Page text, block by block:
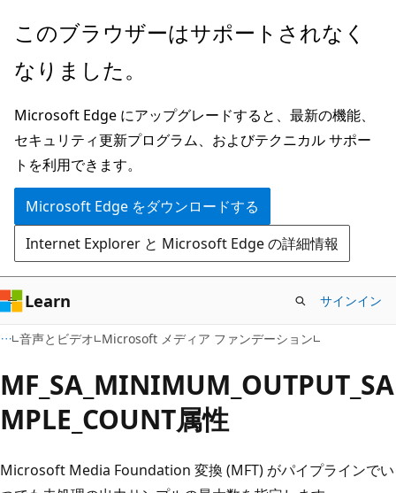
メ
ン
ン
テ
ン
ツ
に
ス
キ
ッ
プ
このブラウザーはサポートされなく
なりました。
Microsoft Edge にアップグレードすると、最新の機能、
セキュリティ更新プログラム、およびテクニカル サポー
トを利用できます。
Microsoft Edge をダウンロードする
Internet Explorer と Microsoft Edge の詳細情報
Learn サインイン
音声とビデオ Microsoft メディア ファンデーション
MF_SA_MINIMUM_OUTPUT_SA
MPLE_COUNT属性
Microsoft Media Foundation 変換 (MFT) がパイプラインでい